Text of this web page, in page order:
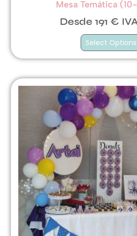
Mesa Temática
Desde 191 €
Select Options